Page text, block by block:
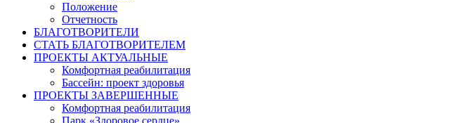
Положение
Отчетность
БЛАГОТВОРИТЕЛИ
СТАТЬ БЛАГОТВОРИТЕЛЕМ
ПРОЕКТЫ АКТУАЛЬНЫЕ
Комфортная реабилитация
Бассейн: проект здоровья
ПРОЕКТЫ ЗАВЕРШЕННЫЕ
Комфортная реабилитация
Парк «Здоровое сердце»